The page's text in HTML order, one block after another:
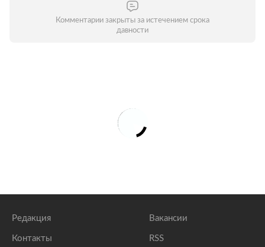
Комментарии закрыты за истечением срока
давности
Редакция
Контакты
Вакансии
RSS